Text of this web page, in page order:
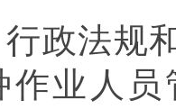
政法规
作业人